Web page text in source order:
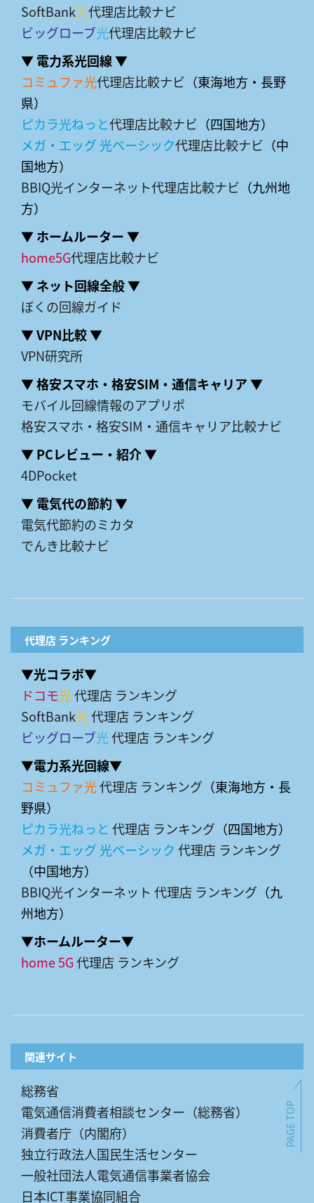
SoftBank光代理店比較ナビ
ビッグローブ光代理店比較ナビ
▼ 電力系光回線 ▼
コミュファ光代理店比較ナビ （東海地方・長野
県）
ピカラ光ねっと代理店比較ナビ （四国地方）
メガ・エッグ 光ベーシック代理店比較ナビ （中
国地方）
BBIQ光インターネット代理店比較ナビ （九州地
方）
▼ ホームルーター ▼
home5G代理店比較ナビ
▼ ネット回線全般 ▼
ぼくの回線ガイド
▼ VPN比較 ▼
VPN研究所
▼ 格安スマホ・格安SIM・通信キャリア ▼
モバイル回線情報のアプリポ
格安スマホ・格安SIM・通信キャリア比較ナビ
▼ PCレビュー・紹介 ▼
4DPocket
▼ 電気代の節約 ▼
電気代節約のミカタ
でんき比較ナビ
代理店 ランキング
▼光コラボ▼
ドコモ光代理店 ランキング
SoftBank光代理店 ランキング
ビッグローブ光代理店 ランキング
▼電力系光回線▼
コミュファ光代理店 ランキング （東海地方・長
野県）
ピカラ光ねっと 代理店 ランキング （四国地方）
メガ・エッグ 光ベーシック 代理店 ランキング
（中国地方）
BBIQ光インターネット 代理店 ランキング （九
州地方）
▼ホームルーター▼
home 5G代理店 ランキング
関連サイト
総務省
電気通信消費者相談センター（総務省）
消費者庁（内閣府）
独立行政法人国民生活センター
一般社団法人電気通信事業者協会
日本ICT事業協同組合
PAGE TOP